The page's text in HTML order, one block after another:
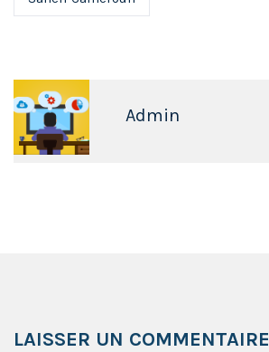
Admin
LAISSER UN COMMENTAIRE